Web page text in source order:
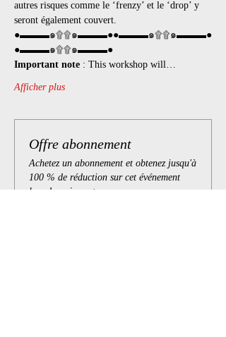
autres risques comme le ‘frenzy’ et le ‘drop’ y
seront également couvert.
●▬▬▬๑۩۩๑▬▬▬●●▬▬▬๑۩۩๑▬▬▬●
●▬▬▬๑۩۩๑▬▬▬●
Important note : This workshop will…
Afficher plus
Offre abonnement
Achetez un abonnement et obtenez jusqu'à
100 % de réduction sur cet événement
lors du paiement